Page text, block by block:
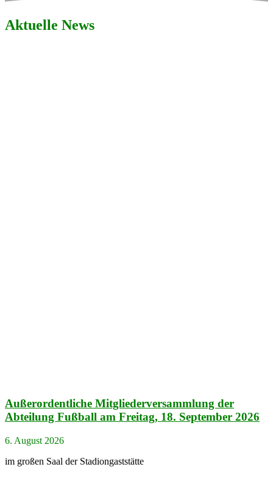
Aktuelle News
Außerordentliche Mitgliederversammlung der
Abteilung Fußball am Freitag, 18. September 2026
6. August 2026
im großen Saal der Stadiongaststätte